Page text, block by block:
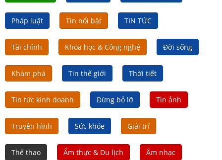
Pháp luật Tin nổi bật TIN TỨC
Tài chính Khoa học & Công nghệ Đời sống
Khám phá Tin thế giới Thời tiết
Tin tức kinh doanh Đừng bỏ lỡ Tin ảnh
Truyền hình Sức khỏe Giải trí
Thể thao Ẩm thực & Du lịch Âm nhạc